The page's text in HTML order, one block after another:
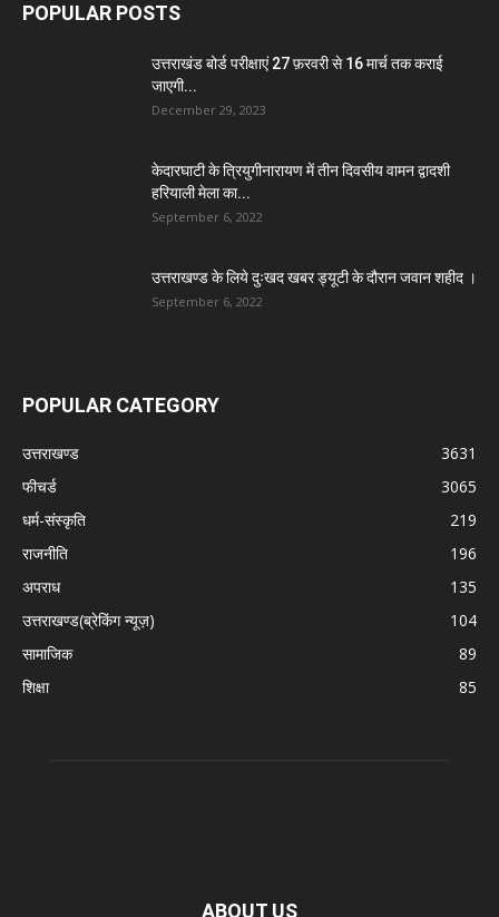
POPULAR POSTS
उत्तराखंड बोर्ड परीक्षाएं 27 फ़रवरी से 16 मार्च तक कराई
जाएगी...
December 29, 2023
केदारघाटी के त्रियुगीनारायण में तीन दिवसीय वामन द्वादशी
हरियाली मेला का...
September 6, 2022
उत्तराखण्ड के लिये दुःखद खबर ड्यूटी के दौरान जवान शहीद ।
September 6, 2022
POPULAR CATEGORY
उत्तराखण्ड
3631
फीचर्ड
3065
धर्म-संस्कृति
219
राजनीति
196
अपराध
135
उत्तराखण्ड(ब्रेकिंग न्यूज़)
104
सामाजिक
89
शिक्षा
85
ABOUT US